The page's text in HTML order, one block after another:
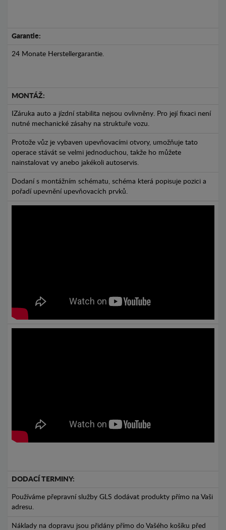
Garantie:
24 Monate Herstellergarantie.
MONTÁŽ:
IZáruka auto a jízdní stabilita nejsou ovlivněny. Pro její fixaci není
nutné mechanické zásahy na struktuře vozu.
Protože vůz je vybaven upevňovacími otvory, umožňuje tato
operace stávát se velmi jednoduchou, takže ho můžete
nainstalovat vy anebo jakékoli autoservis.
Dodaní s montážním schématu, schéma která popisuje pozici a
pořadí upevnění upevňovacích prvků.
DODACÍ TERMINY:
Používáme přepravní služby GLS dodávat produkty přímo na Vaši
adresu.
Náklady na dopravu jsou přidány přímo do Vašého košíku před